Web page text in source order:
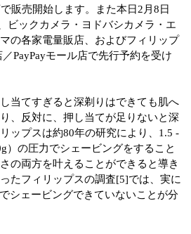
販売開始します。また本日2月8日
ビックカメラ・ヨドバシカメラ・エ
の各家電量販店、およびフィリップ
PayPayモール店で先行予約を受け
当てすぎると深剃りはできても肌へ
、反対に、押し当てが足りないと深
ップスは約80年の研究により、1.5 -
）の圧力でシェービングをすること
の両方を叶えることができると導き
たフィリップスの調査[5]では、実に
シェービングできていないことが分